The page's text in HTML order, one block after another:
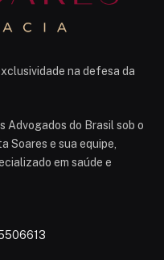
na defesa da
Advogados do Brasil sob o
Soares e sua equipe,
em saúde e